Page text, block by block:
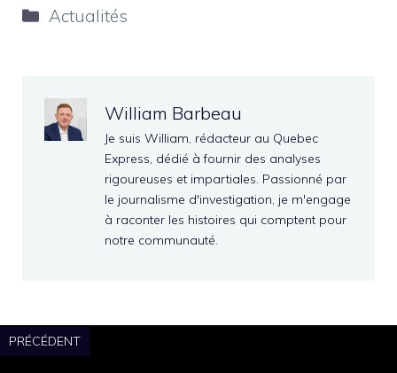
Catégories
Actualités
William Barbeau
Je suis William, rédacteur au Quebec
Express, dédié à fournir des analyses
rigoureuses et impartiales. Passionné par
le journalisme d'investigation, je m'engage
à raconter les histoires qui comptent pour
notre communauté.
PRÉCÉDENT